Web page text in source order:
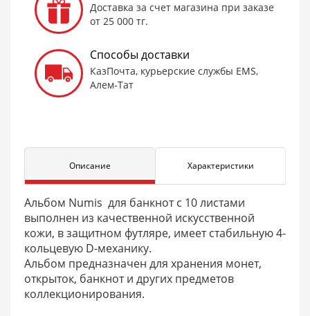
Доставка за счет магазина при заказе
от 25 000 тг.
Способы доставки
КазПочта, курьерские службы EMS,
Алем-Тат
Описание Характеристики
Альбом Numis для банкнот с 10 листами
выполнен из качественной искусственной
кожи, в защитном футляре, имеет стабильную 4-
кольцевую D-механику.
Альбом предназначен для хранения монет,
открыток, банкнот и других предметов
коллекционирования.